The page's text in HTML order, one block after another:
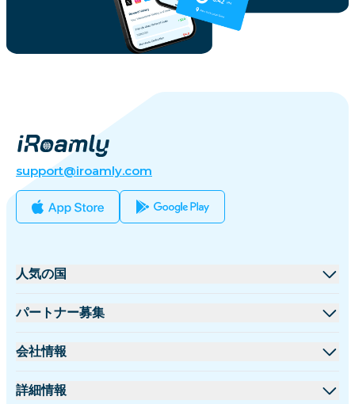
support@iroamly.com
人気の国
アメリカ合衆国
フランス
パートナー募集
卸売プラットフォーム
会社情報
iRoamlyについて
詳細情報